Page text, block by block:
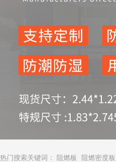
热门搜索关键词： 阻燃板 阻燃密度板